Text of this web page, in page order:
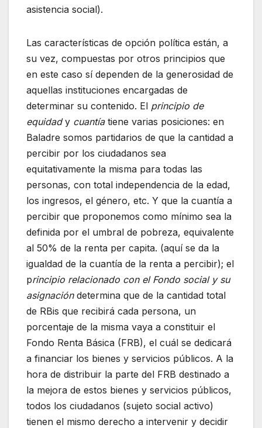
asistencia social).
Las características de opción política están, a
su vez, compuestas por otros principios que
en este caso sí dependen de la generosidad de
aquellas instituciones encargadas de
determinar su contenido. El principio de
equidady cuantíatiene varias posiciones: en
Baladre somos partidarios de que la cantidad a
percibir por los ciudadanos sea
equitativamente la misma para todas las
personas, con total independencia de la edad,
los ingresos, el género, etc. Y que la cuantía a
percibir que proponemos como mínimo sea la
definida por el umbral de pobreza, equivalente
al 50% de la renta per capita. (aquí se da la
igualdad de la cuantía de la renta a percibir); el
principio relacionado con el Fondo social y su
asignacióndetermina que de la cantidad total
de RBis que recibirá cada persona, un
porcentaje de la misma vaya a constituir el
Fondo Renta Básica (FRB), el cuál se dedicará
a financiar los bienes y servicios públicos. A la
hora de distribuir la parte del FRB destinado a
la mejora de estos bienes y servicios públicos,
todos los ciudadanos (sujeto social activo)
tienen el mismo derecho a intervenir y decidir